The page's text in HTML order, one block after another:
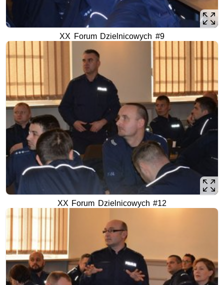
XX Forum Dzielnicowych #9
XX Forum Dzielnicowych #12